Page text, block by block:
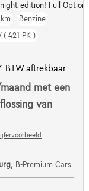
edition! Full Options!
Benzine
( 421 PK )
BTW aftrekbaar
met een
van
B-Premium Cars